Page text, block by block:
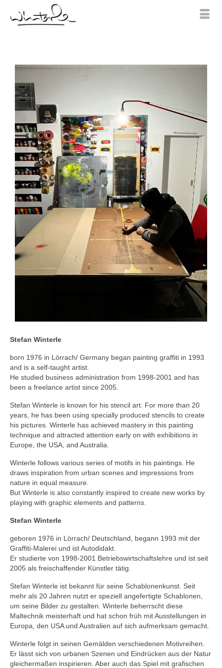
Stefan Winterle
born 1976 in Lörrach/ Germany began painting graffiti in 1993
and is a self-taught artist.
He studied business administration from 1998-2001 and has
been a freelance artist since 2005.
Stefan Winterle is known for his stencil art. For more than 20
years, he has been using specially produced stencils to create
his pictures. Winterle has achieved mastery in this painting
technique and attracted attention early on with exhibitions in
Europe, the USA, and Australia.
Winterle follows various series of motifs in his paintings. He
draws inspiration from urban scenes and impressions from
nature in equal measure.
But Winterle is also constantly inspired to create new works by
playing with graphic elements and patterns.
Stefan Winterle
geboren 1976 in Lörrach/ Deutschland, begann 1993 mit der
Graffiti-Malerei und ist Autodidakt.
Er studierte von 1998-2001 Betriebswirtschaftslehre und ist seit
2005 als freischaffender Künstler tätig.
Stefan Winterle ist bekannt für seine Schablonenkunst. Seit
mehr als 20 Jahren nutzt er speziell angefertigte Schablonen,
um seine Bilder zu gestalten. Winterle beherrscht diese
Maltechnik meisterhaft und hat schon früh mit Ausstellungen in
Europa, den USA und Australien auf sich aufmerksam gemacht.
Winterle folgt in seinen Gemälden verschiedenen Motivreihen.
Er lässt sich von urbanen Szenen und Eindrücken aus der Natur
gleichermaßen inspirieren. Aber auch das Spiel mit grafischen